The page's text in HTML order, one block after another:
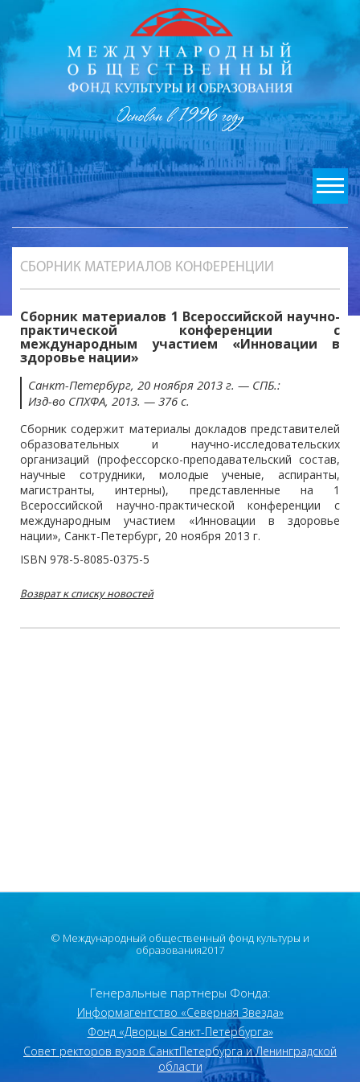
Основан в 1996 году
СБОРНИК МАТЕРИАЛОВ КОНФЕРЕНЦИИ
Сборник материалов 1 Всероссийской научно-
практической конференции с
международным участием «Инновации в
здоровье нации»
Санкт-Петербург, 20 ноября 2013 г. — СПБ.:
Изд-во СПХФА, 2013. — 376 с.
Сборник содержит материалы докладов представителей
образовательных и научно-исследовательских
организаций (профессорско-преподавательский состав,
научные сотрудники, молодые ученые, аспиранты,
магистранты, интерны), представленные на 1
Всероссийской научно-практической конференции с
международным участием «Инновации в здоровье
нации», Санкт-Петербург, 20 ноября 2013 г.
ISBN 978-5-8085-0375-5
Возврат к списку новостей
© Международный общественный фонд культуры и
образования2017
Генеральные партнеры Фонда:
Информагентство «Северная Звезда»
Фонд «Дворцы Санкт-Петербурга»
Совет ректоров вузов Санкт­Петербурга и Ленинградской
области